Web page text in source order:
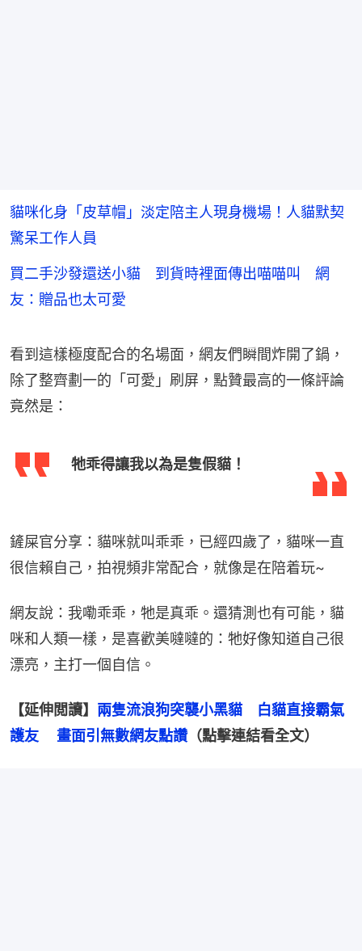
貓咪化身「皮草帽」淡定陪主人現身機場！人貓默契
驚呆工作人員
買二手沙發還送小貓 到貨時裡面傳出喵喵叫 網
友：贈品也太可愛
看到這樣極度配合的名場面，網友們瞬間炸開了鍋，
除了整齊劃一的「可愛」刷屏，點贊最高的一條評論
竟然是：
牠乖得讓我以為是隻假貓！
鏟屎官分享：貓咪就叫乖乖，已經四歲了，貓咪一直
很信賴自己，拍視頻非常配合，就像是在陪着玩~
網友說：我嘞乖乖，牠是真乖。還猜測也有可能，貓
咪和人類一樣，是喜歡美噠噠的：牠好像知道自己很
漂亮，主打一個自信。
【延伸閲讀】 兩隻流浪狗突襲小黑貓　白貓直接霸氣
護友 　畫面引無數網友點讚 （點擊連結看全文）